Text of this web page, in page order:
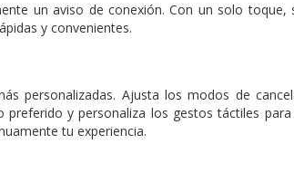
un aviso de conexión. Con un solo
y convenientes.
personalizadas. Ajusta los modos de
y personaliza los gestos táctiles
tu experiencia.